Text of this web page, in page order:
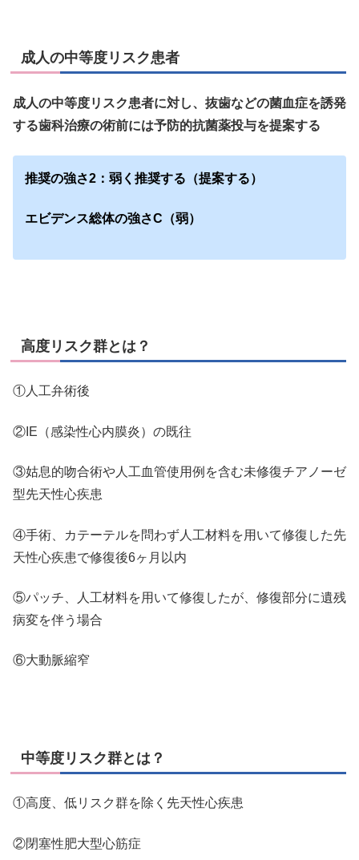
成人の中等度リスク患者
成人の中等度リスク患者に対し、抜歯などの菌血症を誘発
する歯科治療の術前には予防的抗菌薬投与を提案する
推奨の強さ2：弱く推奨する（提案する）
エビデンス総体の強さC（弱）
高度リスク群とは？
①人工弁術後
②IE（感染性心内膜炎）の既往
③姑息的吻合術や人工血管使用例を含む未修復チアノーゼ
型先天性心疾患
④手術、カテーテルを問わず人工材料を用いて修復した先
天性心疾患で修復後6ヶ月以内
⑤パッチ、人工材料を用いて修復したが、修復部分に遺残
病変を伴う場合
⑥大動脈縮窄
中等度リスク群とは？
①高度、低リスク群を除く先天性心疾患
②閉塞性肥大型心筋症